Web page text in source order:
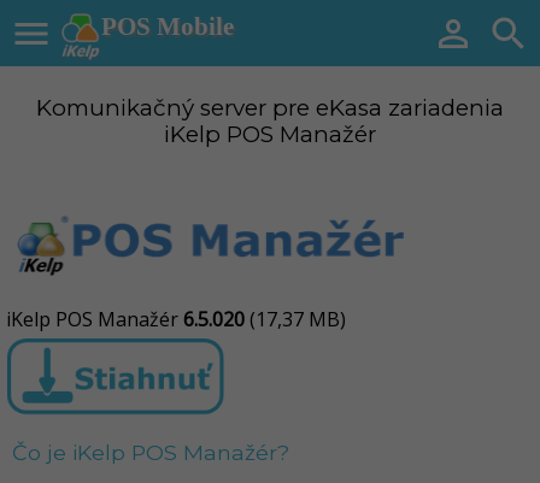
POS Mobile
  
Komunikačný server pre eKasa zariadenia
iKelp POS Manažér
iKelp POS Manažér6.5.020(17,37 MB)
Čo je iKelp POS Manažér?